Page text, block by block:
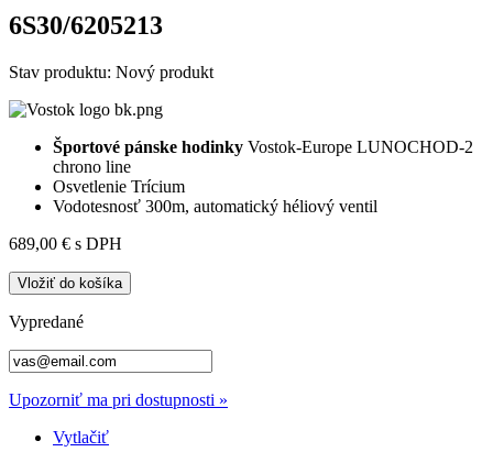
6S30/6205213
Stav produktu: Nový produkt
Športové pánske hodinky Vostok-Europe LUNOCHOD-2
chrono line
Osvetlenie Trícium
Vodotesnosť 300m, automatický héliový ventil
689,00 € s DPH
Vložiť do košíka
Vypredané
Upozorniť ma pri dostupnosti »
Vytlačiť